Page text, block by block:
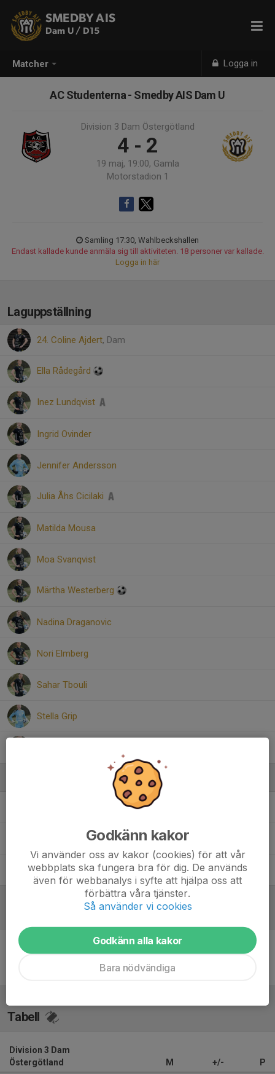
Matcher Logga in
SMEDBY AIS
Dam U / D15
AC Studenterna - Smedby AIS Dam U
Division 3 Dam Östergötland
4 - 2
19 maj, 19:00, Gamla
Motorstadion 1
Samling 17:30, Wahlbeckshallen
Endast kallade kunde anmäla sig till aktiviteten. 18 personer var kallade.
Logga in här
Laguppställning
24. Coline Ajdert, Dam
Ella Rådegård
Inez Lundqvist
Ingrid Ovinder
Jennifer Andersson
Julia Åhs Cicilaki
Matilda Mousa
Moa Svanqvist
Märtha Westerberg
Nadina Draganovic
Nori Elmberg
Sahar Tbouli
Stella Grip
Huvudledare Dam U
Sandra WingmalmKontaktledare Dam U
Stefan LundqvistLedare
Inget referat skrivet
Tabell
Division 3 Dam
Östergötland
M +/- P
Godkänn kakor
Vi använder oss av kakor (cookies) för att vår
webbplats ska fungera bra för dig. De används
även för webbanalys i syfte att hjälpa oss att
förbättra våra tjänster.
Så använder vi cookies
Godkänn alla kakor
Bara nödvändiga